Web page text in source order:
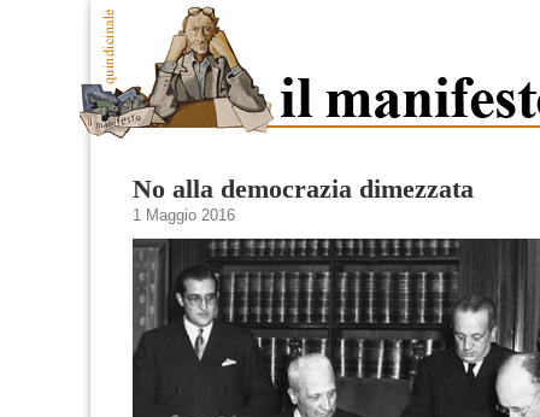
No alla democrazia dimezzata
1 Maggio 2016